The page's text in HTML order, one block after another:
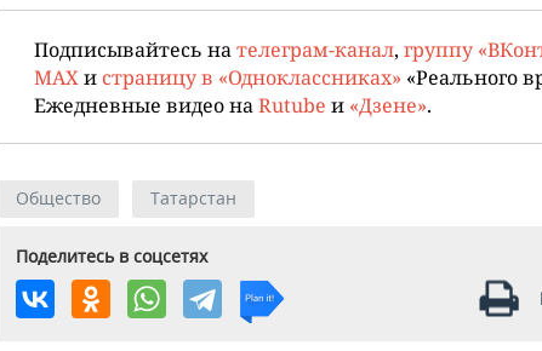
Подписывайтесь на телеграм-канал, группу
MAX и страницу в «Одноклассниках» «Реального
Ежедневные видео на Rutube и «Дзене».
Общество Татарстан
Поделитесь в соцсетях